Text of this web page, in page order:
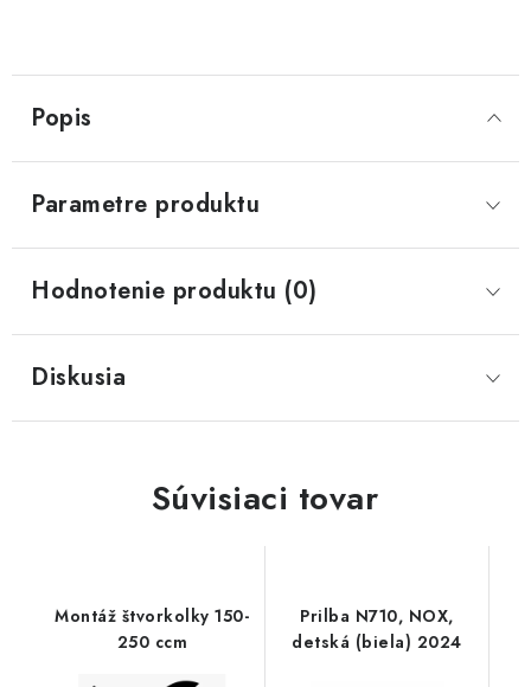
Popis
Parametre produktu
Hodnotenie produktu (0)
Diskusia
Súvisiaci tovar
Montáž štvorkolky 150-
250 ccm
Prilba N710, NOX,
detská (biela) 2024